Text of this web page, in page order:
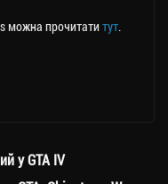
можна прочитати тут.
у GTA IV